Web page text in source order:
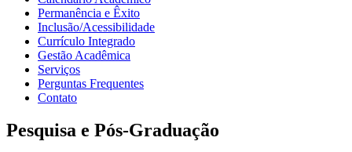
Permanência e Êxito
Inclusão/Acessibilidade
Currículo Integrado
Gestão Acadêmica
Serviços
Perguntas Frequentes
Contato
Pesquisa e Pós-Graduação